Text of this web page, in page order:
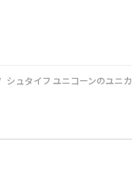
シュタイフ ユニコーンのユニカ